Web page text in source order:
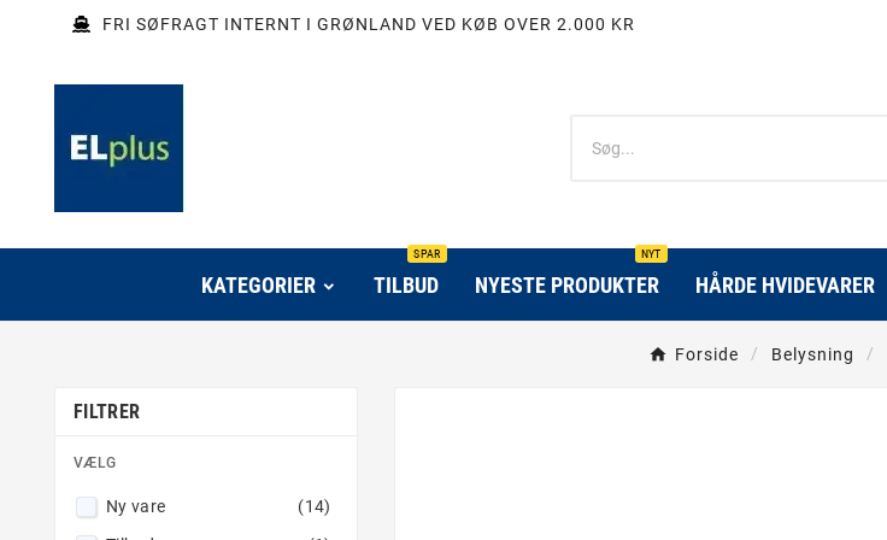
FRI SØFRAGT INTERNT I GRØNLAND VED KØB OVER 2.000 KR
KATEGORIER TILBUD
SPAR
NYESTE PRODUKTER
NYT
HÅRDE HVIDEVARER
Forside Belysning
FILTRER
VÆLG
Ny vare
(14)